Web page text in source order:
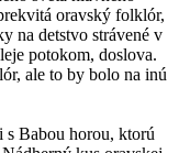
oravský folklór,
na detstvo strávené v
potokom, doslova.
ale to by bolo na inú
s Babou horou, ktorú